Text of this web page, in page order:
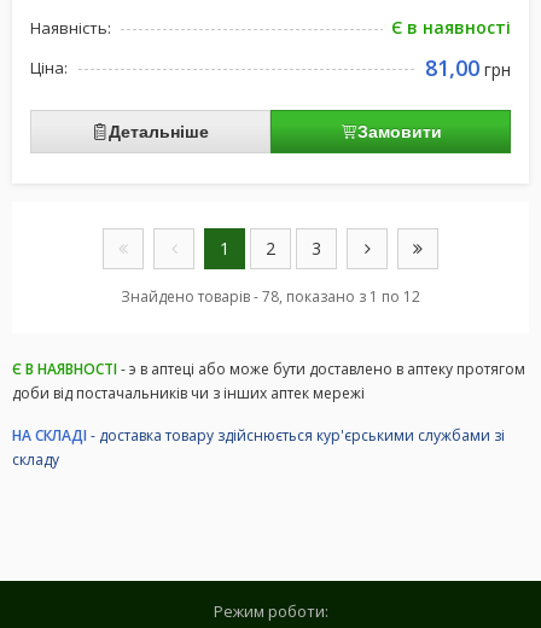
Наявність: Є в наявності
Ціна: 81,00 грн
Детальніше Замовити
1 2 3
Знайдено товарів - 78, показано з 1 по 12
Є В НАЯВНОСТІ- э в аптеці або може бути доставлено в аптеку протягом
доби від постачальників чи з інших аптек мережі
НА СКЛАДІ- доставка товару здійснюється кур'єрськими службами зі
складу
Режим роботи: